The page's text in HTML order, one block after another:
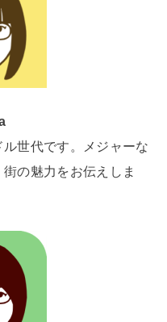
世代です。メジャーな
の魅力をお伝えしま